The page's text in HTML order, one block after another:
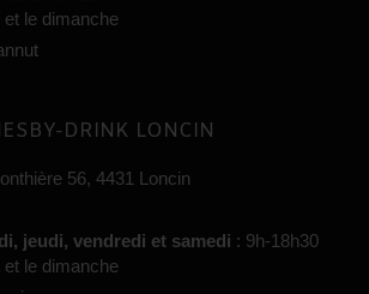
et le dimanche
DRINK LONCIN
56, 4431 Loncin
jeudi, vendredi et samedi : 9h-18h30
et le dimanche